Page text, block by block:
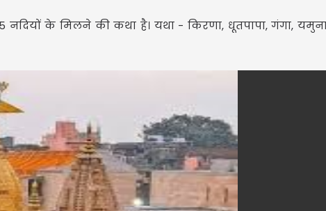
के मिलने की कथा है। यथा - किरणा, धूतपापा, गंगा,